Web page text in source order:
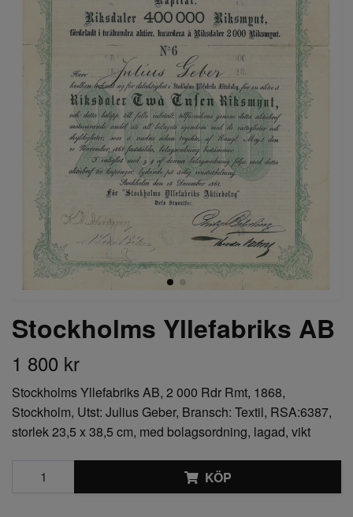
Stockholms Yllefabriks AB
1 800 kr
Stockholms Yllefabriks AB, 2 000 Rdr Rmt, 1868,
Stockholm, Utst: Julius Geber, Bransch: Textil, RSA:6387,
storlek 23,5 x 38,5 cm, med bolagsordning, lagad, vikt
KÖP